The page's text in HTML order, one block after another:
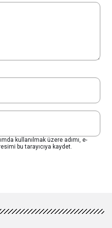
kullanılmak üzere adımı, e-
bu tarayıcıya kaydet.